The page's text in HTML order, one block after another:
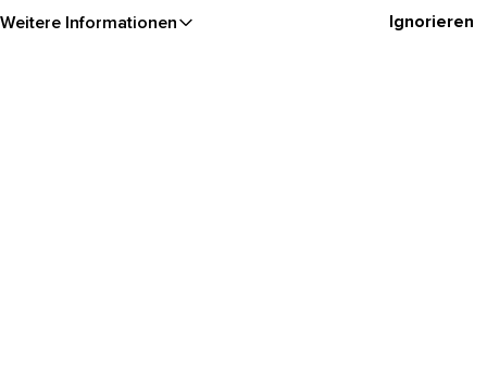
Weitere Informationen Ignorieren